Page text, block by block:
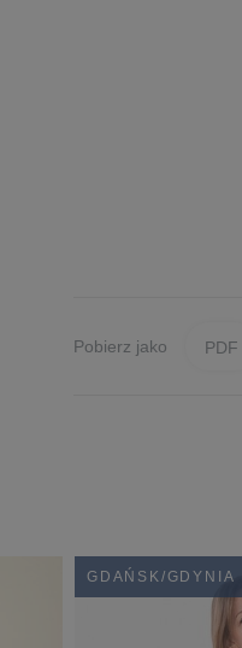
Pobierz jako PDF
GDAŃSK/GDYNIA